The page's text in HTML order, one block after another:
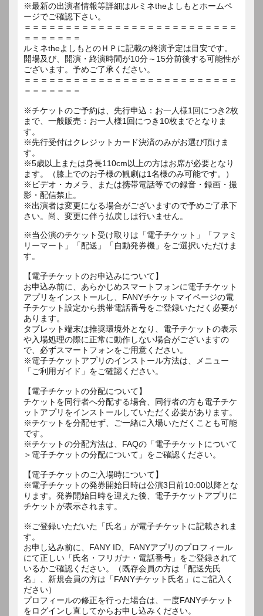
※最新の出演者情報等詳細はルミネtheよしもとホームペ
ージでご確認下さい。
＝＝＝＝＝＝＝＝＝＝＝＝＝＝＝＝＝＝＝＝＝＝＝＝＝＝
＝＝＝＝＝＝＝
ルミネtheよしもとのＨＰに記載の終演予定は目安です。
開場及び、開演・終演時間が10分～15分前後する可能性が
ございます。予めご了承ください。
＝＝＝＝＝＝＝＝＝＝＝＝＝＝＝＝＝＝＝＝＝＝＝＝＝＝
＝＝＝＝＝＝＝
※チケットのご予約は、先行申込：お一人様1回につき2枚
まで、一般販売：お一人様1回につき10枚までとなりま
す。
※先行受付はクレジットカード決済のみがお選び頂けま
す。
※5歳以上または身長110cm以上の方はお席が必要となり
ます。（膝上でのお子様の観劇は1名様のみ可能です。）
※ビデオ・カメラ、または携帯電話等での録音・録画・撮
影・配信禁止。
※出演者は変更になる場合がございますので予めご了承下
さい。尚、変更に伴う払戻しは行いません。
※当公演のチケット受け取りは「電子チケット」「ファミ
リーマート」「配送」「自動発券機」をご選択いただけま
す。
【電子チケットのお申込みについて】
お申込み前に、あらかじめスマートフォンに電子チケット
アプリをインストールし、FANYチケットマイページの電
子チケット設定から携帯電話番号をご登録いただく必要が
あります。
タブレット端末は推奨環境外となり、電子チケットの表示
や入場処理の際に正常に動作しない場合がございますの
で、必ずスマートフォンをご用意ください。
※電子チケットアプリのインストール方法は、メニュー
「ご利用ガイド」をご確認ください。
【電子チケットの分配について】
チケットを同行者へ分配する場合、同行者の方も電子チケ
ットアプリをインストールしていただく必要があります。
※チケットを分配せず、ご一緒に入場いただくことも可能
です。
※チケットの分配方法は、FAQの「電子チケットについて
＞電子チケットの分配について」をご確認ください。
【電子チケットのご入場時について】
※電子チケットの発券開始日時は公演3日前10:00以降とな
ります。発券開始日時を迎えた後、電子チケットアプリに
チケットが表示されます。
※ご登録いただいた「氏名」が電子チケットに記載されま
す。
お申し込み前に、FANY ID、FANYアプリのプロフィール
にて正しい「氏名・フリガナ・電話番号」をご登録されて
いるかご確認ください。（既存会員の方は「配送先氏
名」、新規会員の方は「FANYチケット氏名」にご記入く
ださい）
プロフィールの修正を行った場合は、一度FANYチケット
をログインし直してからお申し込みください。